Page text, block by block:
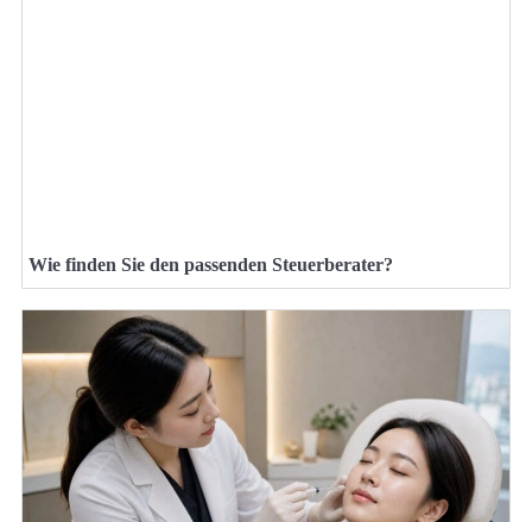
Wie finden Sie den passenden Steuerberater?